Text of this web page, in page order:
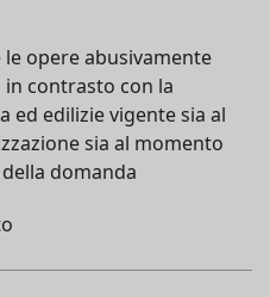
opere abusivamente
contrasto con la
ed edilizie vigente sia al
sia al momento
domanda